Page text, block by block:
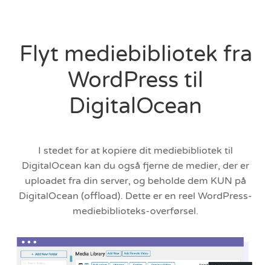
Flyt mediebibliotek fra
WordPress til
DigitalOcean
I stedet for at kopiere dit mediebibliotek til
DigitalOcean kan du også fjerne de medier, der er
uploadet fra din server, og beholde dem KUN på
DigitalOcean (offload). Dette er en reel WordPress-
mediebiblioteks-overførsel.